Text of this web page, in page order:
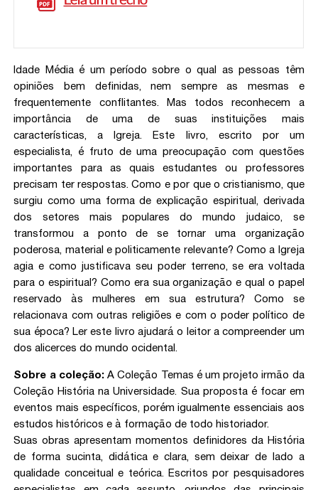
Idade Média é um período sobre o qual as pessoas têm
opiniões bem definidas, nem sempre as mesmas e
frequentemente conflitantes. Mas todos reconhecem a
importância de uma de suas instituições mais
características, a Igreja. Este livro, escrito por um
especialista, é fruto de uma preocupação com questões
importantes para as quais estudantes ou professores
precisam ter respostas. Como e por que o cristianismo, que
surgiu como uma forma de explicação espiritual, derivada
dos setores mais populares do mundo judaico, se
transformou a ponto de se tornar uma organização
poderosa, material e politicamente relevante? Como a Igreja
agia e como justificava seu poder terreno, se era voltada
para o espiritual? Como era sua organização e qual o papel
reservado às mulheres em sua estrutura? Como se
relacionava com outras religiões e com o poder político de
sua época? Ler este livro ajudará o leitor a compreender um
dos alicerces do mundo ocidental.
Sobre a coleção:A Coleção Temas é um projeto irmão da
Coleção História na Universidade. Sua proposta é focar em
eventos mais específicos, porém igualmente essenciais aos
estudos históricos e à formação de todo historiador.
Suas obras apresentam momentos definidores da História
de forma sucinta, didática e clara, sem deixar de lado a
qualidade conceitual e teórica. Escritos por pesquisadores